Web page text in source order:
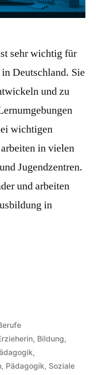
sehr wichtig für
Deutschland. Sie
und zu
wichtigen
in vielen
Jugendzentren.
und arbeiten
in
, Bildung,
,
, Pädagogik, Soziale